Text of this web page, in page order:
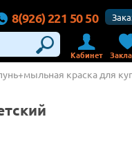
8(926) 221 50 50
Кабинет
краска для